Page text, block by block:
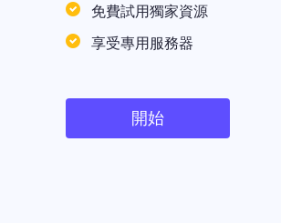
免費試用獨家資源
享受專用服務器
開始